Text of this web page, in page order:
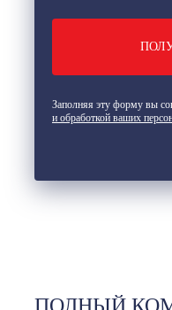
Заполняя эту форму вы
и обработкой ваших